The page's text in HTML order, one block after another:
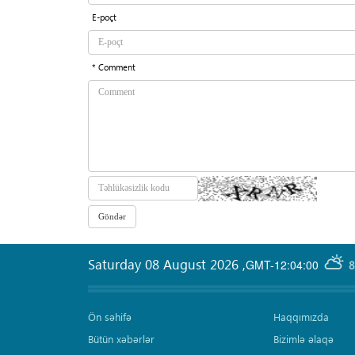
E-poçt
* Comment
GMT-12:04:00
Saturday 08 August 2026 ,
Ön səhifə
Bütün xəbərlər
Haqqımızda
Bizimlə əlaqə